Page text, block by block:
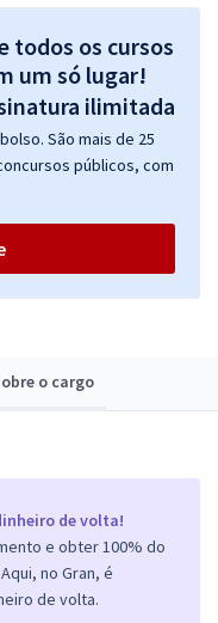
o cargo
de volta!
e obter 100% do
no Gran, é
de volta.
todos os cursos
um só lugar!
São mais de 25
públicos, com